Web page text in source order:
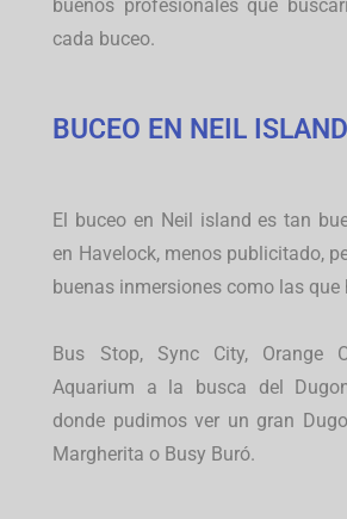
buenos profesionales que
cada buceo.
BUCEO EN NEIL ISLAND
El buceo en Neil island es tan
en Havelock, menos publicitado,
buenas inmersiones como las que
Bus Stop, Sync City, Orange
Aquarium a la busca del
donde pudimos ver un gran
Margherita o Busy Buró.